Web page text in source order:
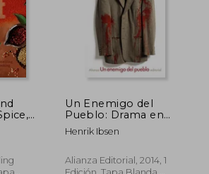
Un Enemigo del
Pueblo: Drama en
Cinco Actos
Henrik Ibsen
Alianza Editorial, 2014, 1